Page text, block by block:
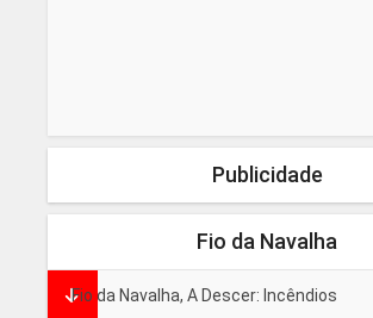
Publicidade
Fio da Navalha
Fio da Navalha, A Descer: Incêndios